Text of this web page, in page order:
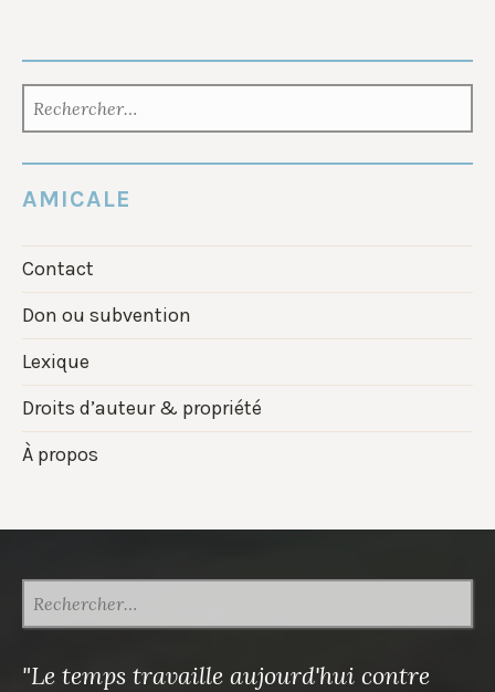
AMICALE
Contact
Don ou subvention
Lexique
Droits d’auteur & propriété
À propos
"Le temps travaille aujourd'hui contre